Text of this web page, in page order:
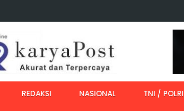
REDAKSI NASIONAL TNI / POLRI